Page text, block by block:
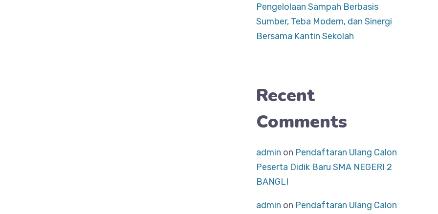
Pengelolaan Sampah Berbasis
Sumber, Teba Modern, dan Sinergi
Bersama Kantin Sekolah
Recent
Comments
admin on Pendaftaran Ulang Calon
Peserta Didik Baru SMA NEGERI 2
BANGLI
admin on Pendaftaran Ulang Calon